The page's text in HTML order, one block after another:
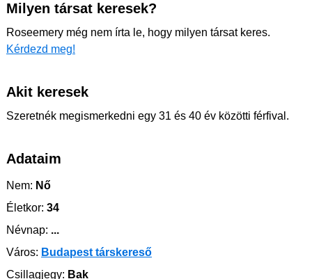
Milyen társat keresek?
Roseemery még nem írta le, hogy milyen társat keres.
Kérdezd meg!
Akit keresek
Szeretnék megismerkedni egy 31 és 40 év közötti férfival.
Adataim
Nem: Nő
Életkor: 34
Névnap: ...
Város: Budapest társkereső
Csillagjegy: Bak